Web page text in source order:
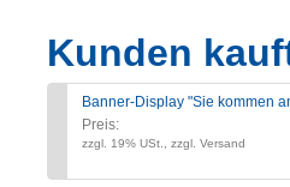
Kunden
Banner-Display "Sie kommen
Preis:
zzgl. 19% USt., zzgl. Versand